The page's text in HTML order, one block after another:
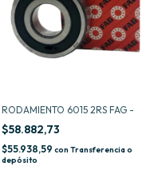
RODAMIENTO 6015 2RS FAG -
$58.882,73
$55.938,59 con Transferencia o
depósito